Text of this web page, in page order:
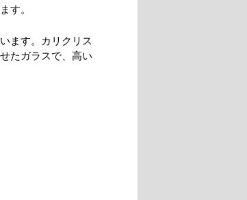
す。
ます。カリクリス
たガラスで、高い